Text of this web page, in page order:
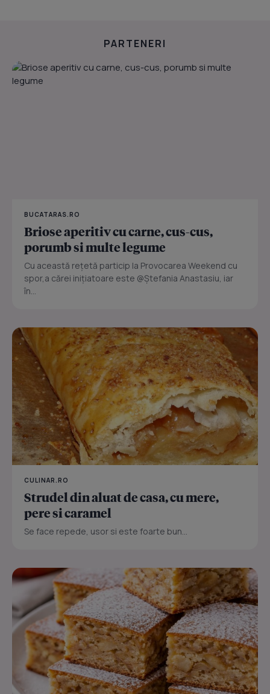
PARTENERI
BUCATARAS.RO
Briose aperitiv cu carne, cus-cus,
porumb si multe legume
Cu această rețetă particip la Provocarea Weekend cu
spor,a cărei inițiatoare este @Ștefania Anastasiu, iar
în...
CULINAR.RO
Strudel din aluat de casa, cu mere,
pere si caramel
Se face repede, usor si este foarte bun...